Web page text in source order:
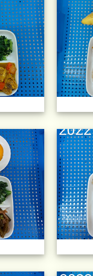
午餐擺盤 (上